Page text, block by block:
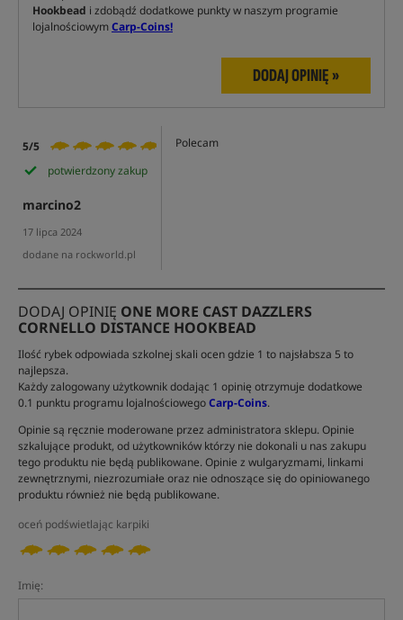
Hookbead i zdobądź dodatkowe punkty w naszym programie
lojalnościowymCarp-Coins!
DODAJ OPINIĘ »
5/5
potwierdzony zakup
marcino2
17 lipca 2024
dodane na rockworld.pl
Polecam
DODAJ OPINIĘ ONE MORE CAST DAZZLERS
CORNELLO DISTANCE HOOKBEAD
Ilość rybek odpowiada szkolnej skali ocen gdzie 1 to najsłabsza 5 to
najlepsza.
Każdy zalogowany użytkownik dodając 1 opinię otrzymuje dodatkowe
0.1 punktu programu lojalnościowegoCarp-Coins.
Opinie są ręcznie moderowane przez administratora sklepu. Opinie
szkalujące produkt, od użytkowników którzy nie dokonali u nas zakupu
tego produktu nie będą publikowane. Opinie z wulgaryzmami, linkami
zewnętrznymi, niezrozumiałe oraz nie odnoszące się do opiniowanego
produktu również nie będą publikowane.
oceń podświetlając karpiki
Imię: